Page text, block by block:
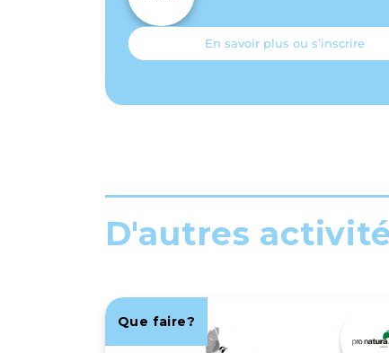
En savoir plus ou s’inscrire
D'autres
Que faire?